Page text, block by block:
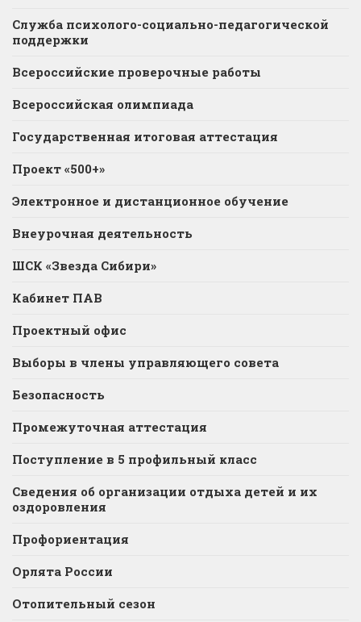
Служба психолого-социально-педагогической
поддержки
Всероссийские проверочные работы
Всероссийская олимпиада
Государственная итоговая аттестация
Проект «500+»
Электронное и дистанционное обучение
Внеурочная деятельность
ШСК «Звезда Сибири»
Кабинет ПАВ
Проектный офис
Выборы в члены управляющего совета
Безопасность
Промежуточная аттестация
Поступление в 5 профильный класс
Сведения об организации отдыха детей и их
оздоровления
Профориентация
Орлята России
Отопительный сезон